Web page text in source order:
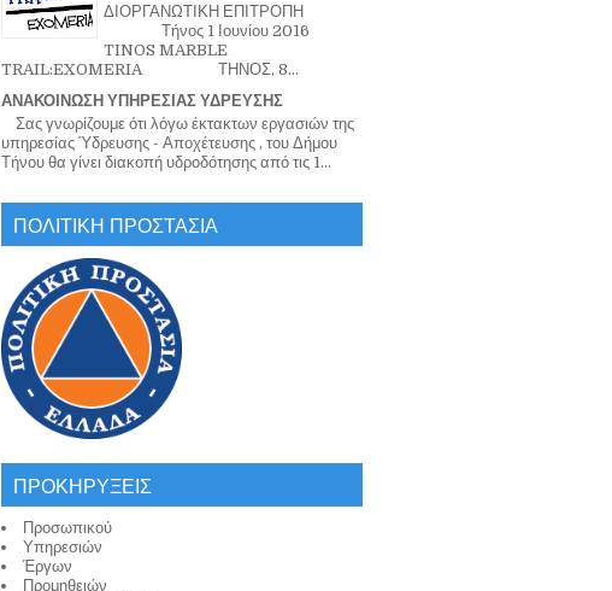
ΔΙΟΡΓΑΝΩΤΙΚΗ ΕΠΙΤΡΟΠΗ
Τήνος 1 Ιουνίου 2016
TINOS MARBLE
TRAIL:EXOMERIA ΤΗΝΟΣ, 8...
ΑΝΑΚΟΙΝΩΣΗ ΥΠΗΡΕΣΙΑΣ ΥΔΡΕΥΣΗΣ
Σας γνωρίζουμε ότι λόγω έκτακτων εργασιών της
υπηρεσίας Ύδρευσης - Αποχέτευσης , του Δήμου
Τήνου θα γίνει διακοπή υδροδότησης από τις 1...
ΠΟΛΙΤΙΚΗ ΠΡΟΣΤΑΣΙΑ
ΠΡΟΚΗΡΥΞΕΙΣ
Προσωπικού
Υπηρεσιών
Έργων
Προμηθειών